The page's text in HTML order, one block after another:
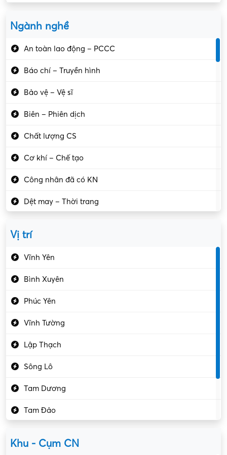
Ngành nghề
An toàn lao động – PCCC
Báo chí – Truyền hình
Bảo vệ – Vệ sĩ
Biên – Phiên dịch
Chất lượng CS
Cơ khí – Chế tạo
Công nhân đã có KN
Dệt may – Thời trang
Kiểm soát chất lượng
Kỹ sư cơ khí
Vị trí
Vĩnh Yên
Bình Xuyên
Phúc Yên
Vĩnh Tường
Lập Thạch
Sông Lô
Tam Dương
Tam Đảo
Khu - Cụm CN